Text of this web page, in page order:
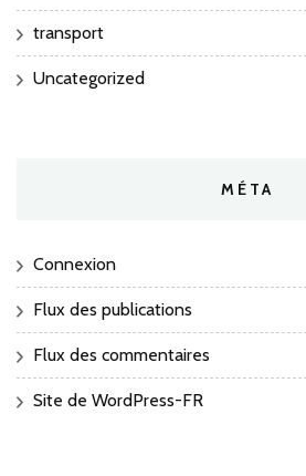
transport
Uncategorized
MÉTA
Connexion
Flux des publications
Flux des commentaires
Site de WordPress-FR